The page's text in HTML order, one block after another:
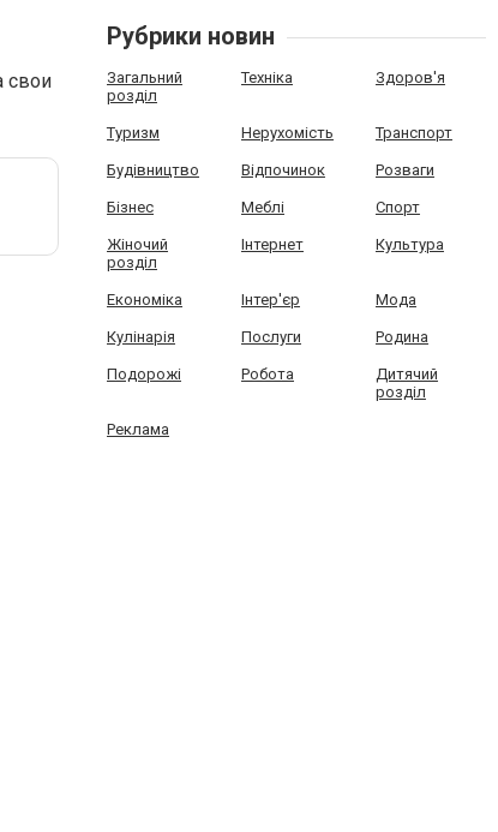
свои
Рубрики новин
Загальний
розділ
Техніка Здоров'я
Туризм Нерухомість Транспорт
Будівництво Відпочинок Розваги
Бізнес Меблі Спорт
Жіночий
розділ
Інтернет Культура
Економіка Інтер'єр Мода
Кулінарія Послуги Родина
Подорожі Робота
Дитячий
розділ
Реклама